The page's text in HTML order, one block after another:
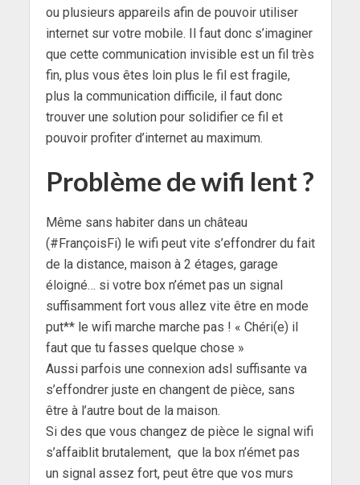
ou plusieurs appareils afin de pouvoir utiliser
internet sur votre mobile. Il faut donc s’imaginer
que cette communication invisible est un fil très
fin, plus vous êtes loin plus le fil est fragile,
plus la communication difficile, il faut donc
trouver une solution pour solidifier ce fil et
pouvoir profiter d’internet au maximum.
Problème de wifi lent ?
Même sans habiter dans un château
(#FrançoisFi) le wifi peut vite s’effondrer du fait
de la distance, maison à 2 étages, garage
éloigné… si votre box n’émet pas un signal
suffisamment fort vous allez vite être en mode
put** le wifi marche marche pas ! « Chéri(e) il
faut que tu fasses quelque chose »
Aussi parfois une connexion adsl suffisante va
s’effondrer juste en changent de pièce, sans
être à l’autre bout de la maison.
Si des que vous changez de pièce le signal wifi
s’affaiblit brutalement, que la box n’émet pas
un signal assez fort, peut être que vos murs